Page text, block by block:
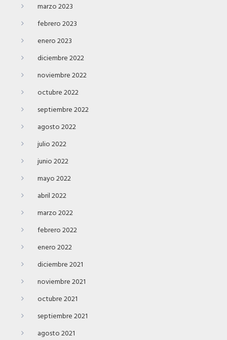
marzo 2023
febrero 2023
enero 2023
diciembre 2022
noviembre 2022
octubre 2022
septiembre 2022
agosto 2022
julio 2022
junio 2022
mayo 2022
abril 2022
marzo 2022
febrero 2022
enero 2022
diciembre 2021
noviembre 2021
octubre 2021
septiembre 2021
agosto 2021